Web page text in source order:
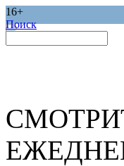
16+
Поиск